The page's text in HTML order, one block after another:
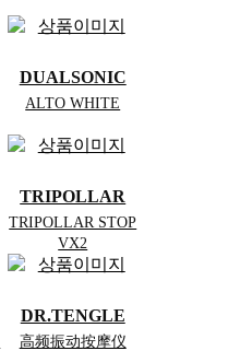
DUALSONIC
ALTO WHITE
TRIPOLLAR
TRIPOLLAR STOP
VX2
DR.TENGLE
高频振动按摩仪